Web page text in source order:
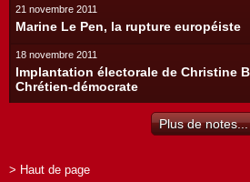
21 novembre 2011
Marine Le Pen, la rupture européiste
18 novembre 2011
Implantation électorale de Christine
Chrétien-démocrate
Plus de notes...
> Haut de page